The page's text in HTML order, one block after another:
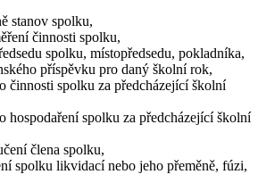
stanov spolku,
činnosti spolku,
spolku, místopředsedu, pokladníka,
příspěvku pro daný školní rok,
činnosti spolku za předcházející školní
hospodaření spolku za předcházející školní
člena spolku,
spolku likvidací nebo jeho přeměně, fúzi,